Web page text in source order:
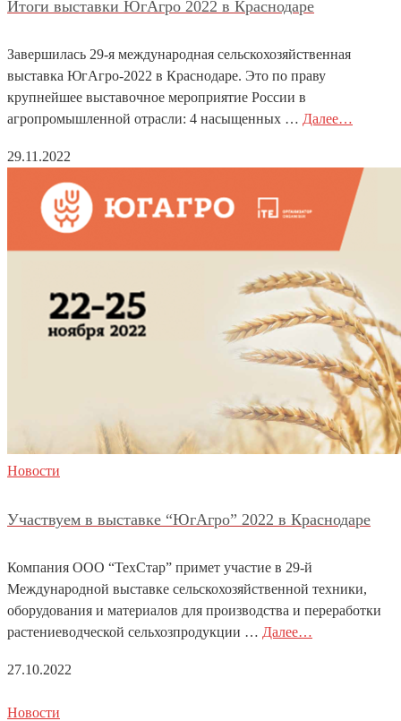
Итоги выставки ЮгАгро 2022 в Краснодаре
Завершилась 29-я международная сельскохозяйственная
выставка ЮгАгро-2022 в Краснодаре. Это по праву
крупнейшее выставочное мероприятие России в
агропромышленной отрасли: 4 насыщенных … Далее…
29.11.2022
Новости
Участвуем в выставке “ЮгАгро” 2022 в Краснодаре
Компания ООО “ТехСтар” примет участие в 29-й
Международной выставке сельскохозяйственной техники,
оборудования и материалов для производства и переработки
растениеводческой сельхозпродукции … Далее…
27.10.2022
Новости